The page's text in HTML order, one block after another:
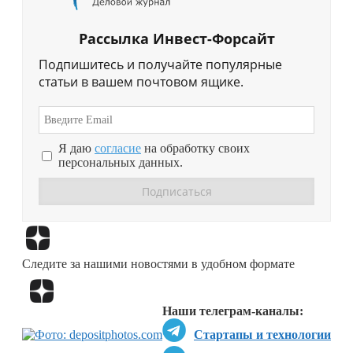
Рассылка Инвест-Форсайт
Подпишитесь и получайте популярные
статьи в вашем почтовом ящике.
Я даю согласие на обработку своих
персональных данных.
Следите за нашими новостями в удобном формате
Наши телеграм-каналы:
Стартапы и технологии